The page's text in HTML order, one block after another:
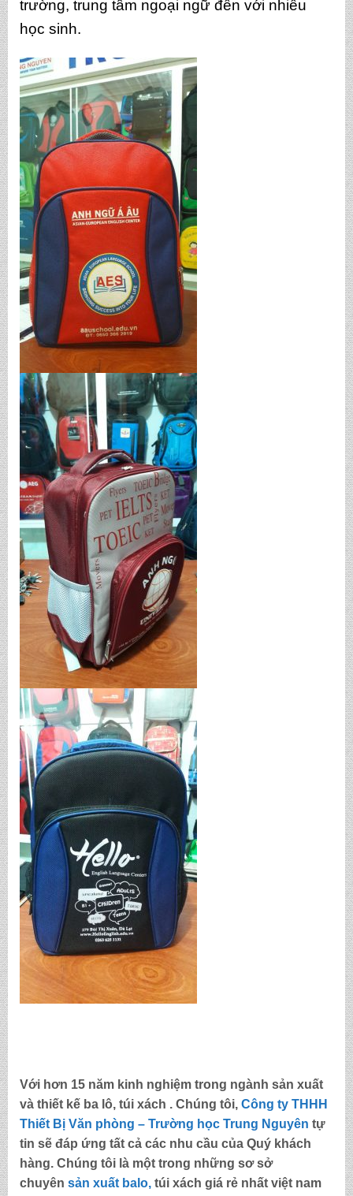
trường, trung tâm ngoại ngữ đến với nhiều
học sinh.
Với hơn 15 năm kinh nghiệm trong ngành sản xuất
và thiết kế ba lô, túi xách . Chúng tôi, Công ty THHH
Thiết Bị Văn phòng – Trường học Trung Nguyên tự
tin sẽ đáp ứng tất cả các nhu cầu của Quý khách
hàng. Chúng tôi là một trong những sơ sở
chuyên sản xuất balo,túi xách giá rẻ nhất việt nam